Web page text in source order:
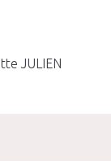
JULIEN